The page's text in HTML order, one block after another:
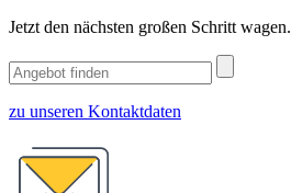
Jetzt den nächsten großen Schritt wagen.
zu unseren Kontaktdaten